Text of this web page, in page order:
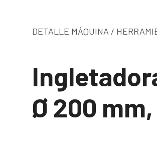
DETALLE MÁQUINA /
Ø 200